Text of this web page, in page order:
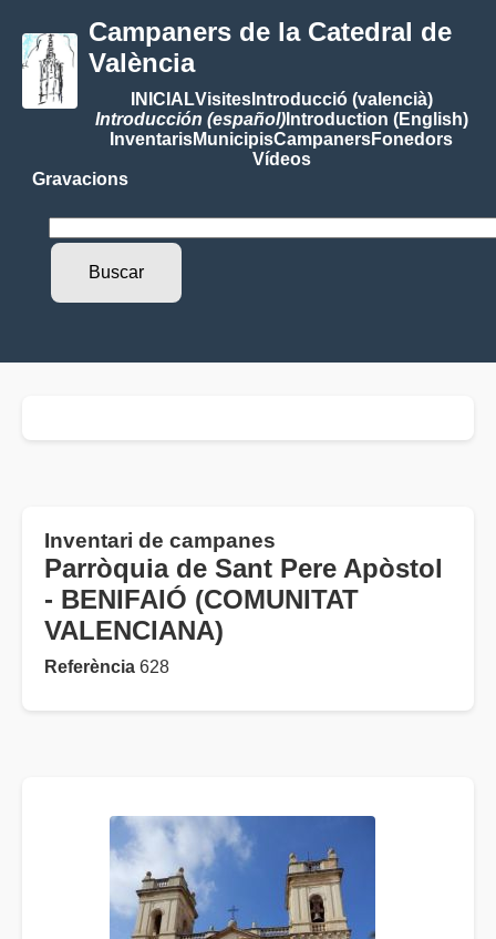
Campaners de la Catedral de
València
INICIALVisitesIntroducció (valencià)
Introducción (español)Introduction (English)
InventarisMunicipisCampanersFonedors
Vídeos
Gravacions
Inventari de campanes
Parròquia de Sant Pere Apòstol
- BENIFAIÓ (COMUNITAT
VALENCIANA)
Referència 628